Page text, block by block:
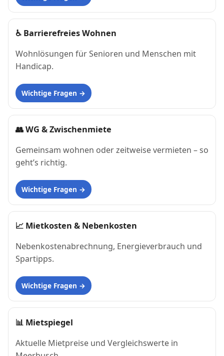
♿ Barrierefreies Wohnen
Wohnlösungen für Senioren und Menschen mit
Handicap.
Wichtige Fragen
👥WG & Zwischenmiete
Gemeinsam wohnen oder zeitweise vermieten – so
geht’s richtig.
Wichtige Fragen
📈 Mietkosten & Nebenkosten
Nebenkostenabrechnung, Energieverbrauch und
Spartipps.
Wichtige Fragen
📊 Mietspiegel
Aktuelle Mietpreise und Vergleichswerte in